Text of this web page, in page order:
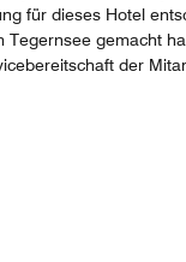
für dieses Hotel
gemacht
der